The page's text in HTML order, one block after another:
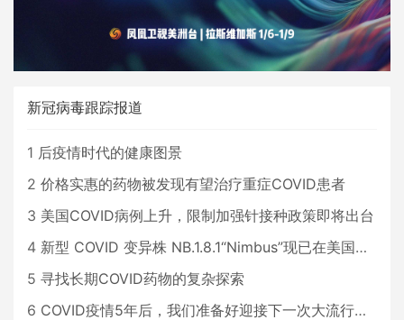
新冠病毒跟踪报道
1 后疫情时代的健康图景
2 价格实惠的药物被发现有望治疗重症COVID患者
3 美国COVID病例上升，限制加强针接种政策即将出台
4 新型 COVID 变异株 NB.1.8.1“Nimbus”现已在美国占据主导地位
5 寻找长期COVID药物的复杂探索
6 COVID疫情5年后，我们准备好迎接下一次大流行了吗？